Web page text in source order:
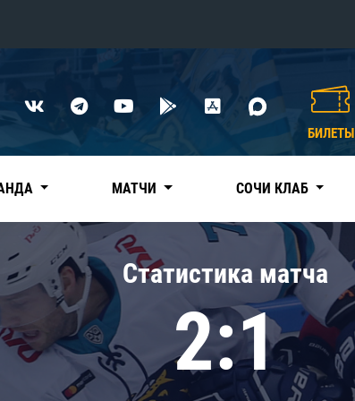
Нефтехимик
Трактор
Дивизион Чернышева
Авангард
Адмирал
КХЛ
БИЛЕТЫ
МАТЧИ СОЧИ КЛАБ
Статистика матча
2:1